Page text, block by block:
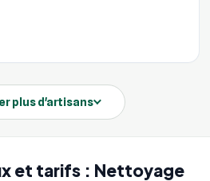
et tarifs : Nettoyage
plus d'artisans